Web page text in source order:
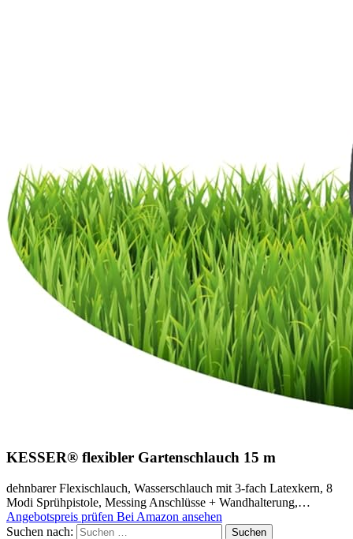
KESSER® flexibler Gartenschlauch 15 m
dehnbarer Flexischlauch, Wasserschlauch mit 3-fach Latexkern, 8
Modi Sprühpistole, Messing Anschlüsse + Wandhalterung,…
Angebotspreis prüfen Bei Amazon ansehen
Suchen nach: